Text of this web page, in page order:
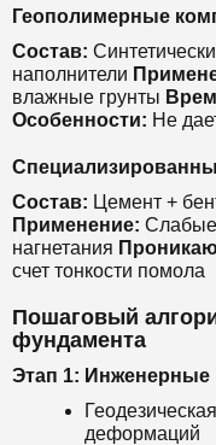
Геополимерные
Состав:
наполнители
влажные грунты
Особенности: Не
Состав: Цемент +
Применение:
нагнетания
счет тонкости помола
Пошаговый
фундамента
Этап 1: Инженерные
деформаций